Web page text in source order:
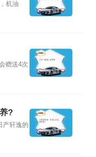
机油
赠送4次
?
产轩逸的